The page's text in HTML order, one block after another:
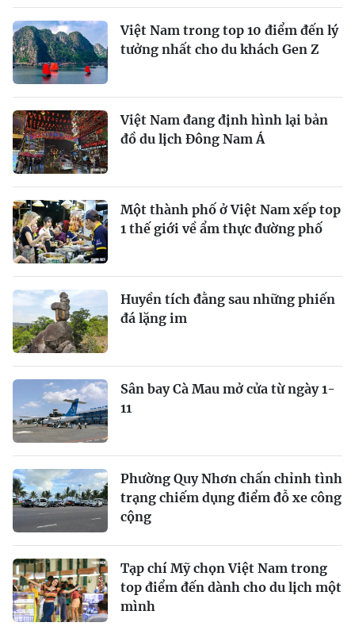
Việt Nam trong top 10 điểm đến lý
tưởng nhất cho du khách Gen Z
Việt Nam đang định hình lại bản
đồ du lịch Đông Nam Á
Một thành phố ở Việt Nam xếp top
1 thế giới về ẩm thực đường phố
Huyền tích đằng sau những phiến
đá lặng im
Sân bay Cà Mau mở cửa từ ngày 1-
11
Phường Quy Nhơn chấn chỉnh tình
trạng chiếm dụng điểm đỗ xe công
cộng
Tạp chí Mỹ chọn Việt Nam trong
top điểm đến dành cho du lịch một
mình